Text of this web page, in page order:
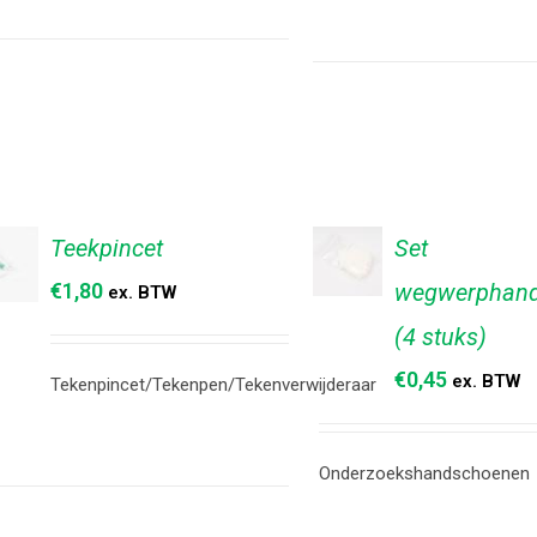
Teekpincet
€1,80 ex. BTW
Tekenpincet/Tekenpen/Tekenverwijderaar
TOEVOEGEN
WINKELWAGEN
DETAILS
Set
(4 stuks)
€0,45 ex. BTW
Onderzoekshandschoenen